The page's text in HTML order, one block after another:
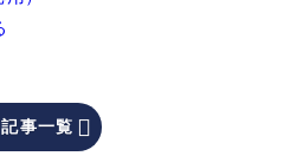
記事一覧 